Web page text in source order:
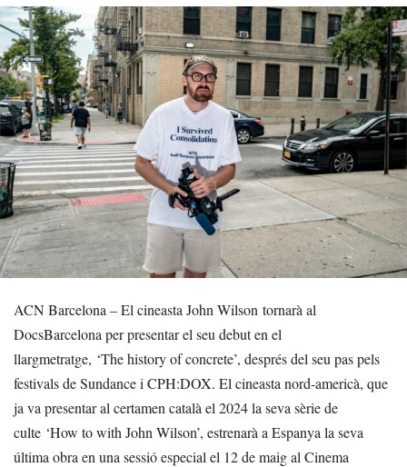
ACN Barcelona – El cineasta John Wilson tornarà al
DocsBarcelona per presentar el seu debut en el
llargmetratge, ‘The history of concrete’, després del seu pas pels
festivals de Sundance i CPH:DOX. El cineasta nord-americà, que
ja va presentar al certamen català el 2024 la seva sèrie de
culte ‘How to with John Wilson’, estrenarà a Espanya la seva
última obra en una sessió especial el 12 de maig al Cinema